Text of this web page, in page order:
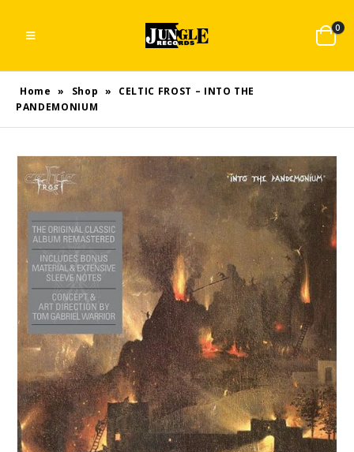
0
Home » Shop »
CELTIC FROST – INTO THE
PANDEMONIUM